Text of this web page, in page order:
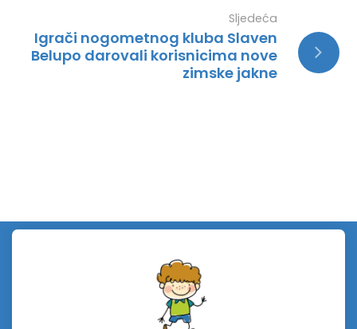
Sljedeća
Igrači nogometnog kluba Slaven
Belupo darovali korisnicima nove
zimske jakne